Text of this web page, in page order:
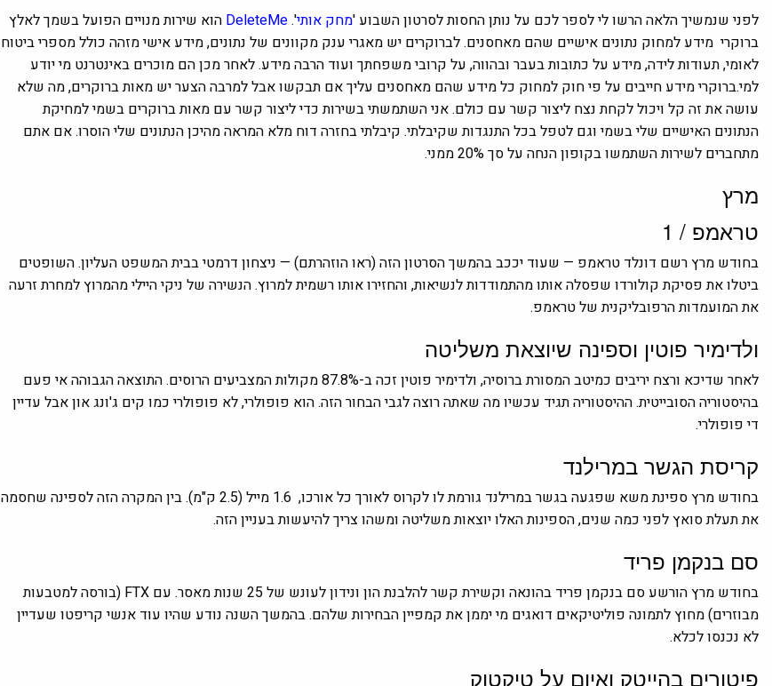
לפני שנמשיך הלאה הרשו לי לספר לכם על נותן החסות לסרטון השבוע 'מחק אותי'.
DeleteMe הוא שירות מנויים הפועל בשמך לאלץ
ברוקרי מידע למחוק נתונים אישיים שהם מאחסנים. לברוקרים יש מאגרי ענק מקוונים של נתונים, מידע אישי מזהה כולל מספרי ביטוח
לאומי, תעודות לידה, מידע על כתובות בעבר ובהווה, על קרובי משפחתך ועוד הרבה מידע. לאחר מכן הם מוכרים באינטרנט מי יודע
למי.ברוקרי מידע חייבים על פי חוק למחוק כל מידע שהם מאחסנים עליך אם תבקשו אבל למרבה הצער יש מאות ברוקרים, מה שלא
עושה את זה קל ויכול לקחת נצח ליצור קשר עם כולם. אני השתמשתי בשירות כדי ליצור קשר עם מאות ברוקרים בשמי למחיקת
הנתונים האישיים שלי בשמי וגם לטפל בכל התנגדות שקיבלתי. קיבלתי בחזרה דוח מלא המראה מהיכן הנתונים שלי הוסרו. אם אתם
מתחברים לשירות השתמשו בקופון הנחה על סך 20% ממני.
מרץ
טראמפ / 1
בחודש מרץ רשם דונלד טראמפ — שעוד יככב בהמשך הסרטון הזה (ראו הוזהרתם) — ניצחון דרמטי בבית המשפט העליון. השופטים
ביטלו את פסיקת קולורדו שפסלה אותו מהתמודדות לנשיאות, והחזירו אותו רשמית למרוץ. הנשירה של ניקי היילי מהמרוץ למחרת זרעה
את המועמדות הרפובליקנית של טראמפ.
ולדימיר פוטין וספינה שיוצאת משליטה
לאחר שדיכא ורצח יריבים כמיטב המסורת ברוסיה, ולדימיר פוטין זכה ב-87.8% מקולות המצביעים הרוסים. התוצאה הגבוהה אי פעם
בהיסטוריה הסובייטית. ההיסטוריה תגיד עכשיו מה שאתה רוצה לגבי הבחור הזה. הוא פופולרי, לא פופולרי כמו קים ג'ונג און אבל עדיין
די פופולרי.
קריסת הגשר במרילנד
בחודש מרץ ספינת משא שפגעה בגשר במרילנד גורמת לו לקרוס לאורך כל אורכו, 1.6 מייל (2.5 ק"מ). בין המקרה הזה לספינה שחסמה
את תעלת סואץ לפני כמה שנים, הספינות האלו יוצאות משליטה ומשהו צריך להיעשות בעניין הזה.
סם בנקמן פריד
בחודש מרץ הורשע סם בנקמן פריד בהונאה וקשירת קשר להלבנת הון ונידון לעונש של 25 שנות מאסר. עם FTX (בורסה למטבעות
מבוזרים) מחוץ לתמונה פוליטיקאים דואגים מי יממן את קמפיין הבחירות שלהם. בהמשך השנה נודע שהיו עוד אנשי קריפטו שעדיין
לא נכנסו לכלא.
פיטורים בהייטק ואיום על טיקטוק